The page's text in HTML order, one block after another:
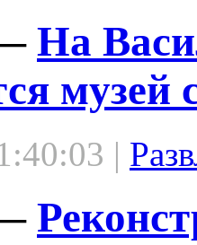
На
музей
|